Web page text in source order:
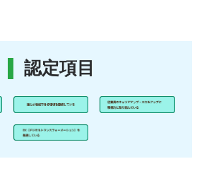
認定項目